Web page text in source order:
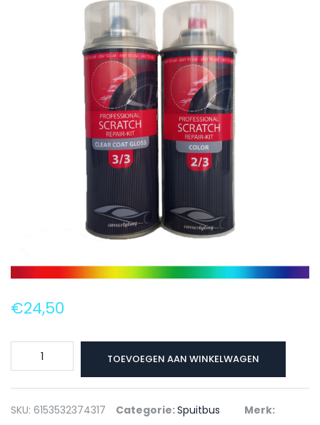
€24,50
JAGUAR
Autolak
+
Blanke
TOEVOEGEN AAN WINKELWAGEN
SKU: 6153532374317 Categorie:Spuitbus
Merk: